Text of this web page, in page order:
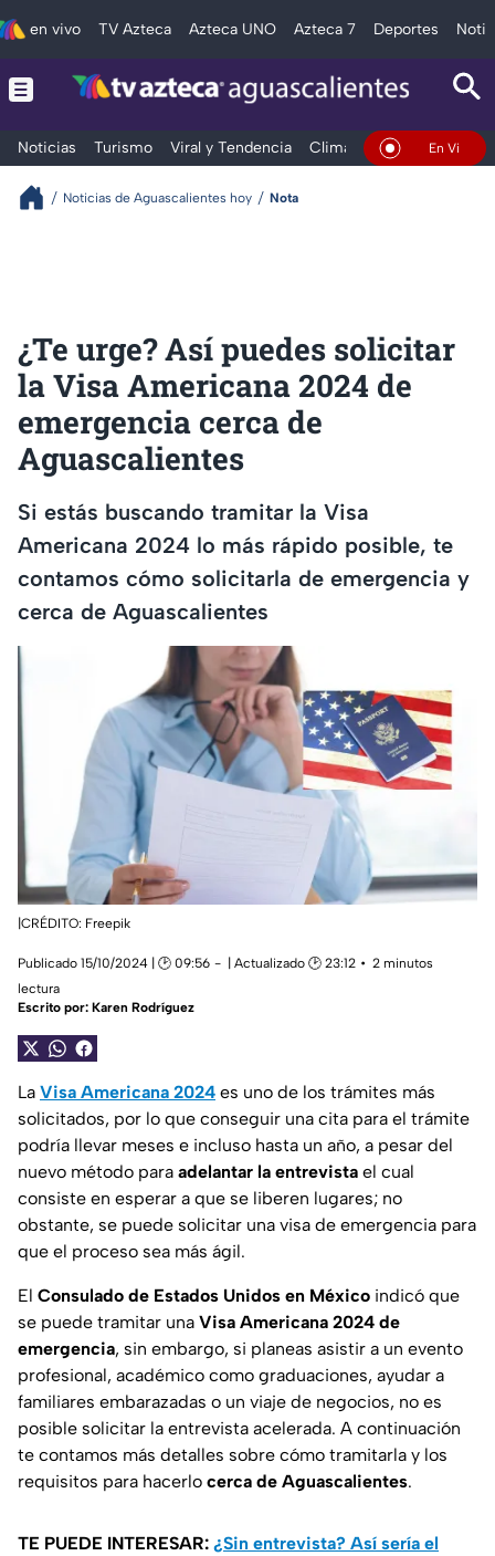
en vivo TV Azteca Azteca UNO Azteca 7 Deportes
Noticias Turismo Viral y Tendencia Clima DeportesEn Vivo
Noticias de Aguascalientes hoy Nota
¿Te urge? Así puedes solicitar
la Visa Americana 2024 de
emergencia cerca de
Aguascalientes
Si estás buscando tramitar la Visa
Americana 2024 lo más rápido posible, te
contamos cómo solicitarla de emergencia y
cerca de Aguascalientes
|CRÉDITO: Freepik
Publicado 15/10/2024 | 🕑 09:56 | Actualizado 🕑 23:12
2 minutos
lectura
Escrito por: Karen Rodríguez
La Visa Americana 2024 es uno de los trámites más
solicitados, por lo que conseguir una cita para el trámite
podría llevar meses e incluso hasta un año, a pesar del
nuevo método para adelantar la entrevista el cual
consiste en esperar a que se liberen lugares; no
obstante, se puede solicitar una visa de emergencia para
que el proceso sea más ágil.
El Consulado de Estados Unidos en México indicó que
se puede tramitar una Visa Americana 2024 de
emergencia, sin embargo, si planeas asistir a un evento
profesional, académico como graduaciones, ayudar a
familiares embarazadas o un viaje de negocios, no es
posible solicitar la entrevista acelerada. A continuación
te contamos más detalles sobre cómo tramitarla y los
requisitos para hacerlo cerca de Aguascalientes.
TE PUEDE INTERESAR: ¿Sin entrevista? Así sería el